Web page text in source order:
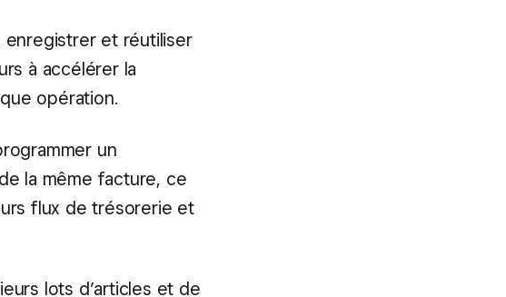
et réutiliser
à accélérer la
opération.
un
la même facture, ce
flux de trésorerie et
lots d’articles et de